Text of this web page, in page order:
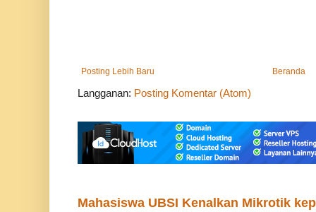
Posting Lebih Baru Beranda
Langganan: Posting Komentar (Atom)
Mahasiswa UBSI Kenalkan Mikrotik